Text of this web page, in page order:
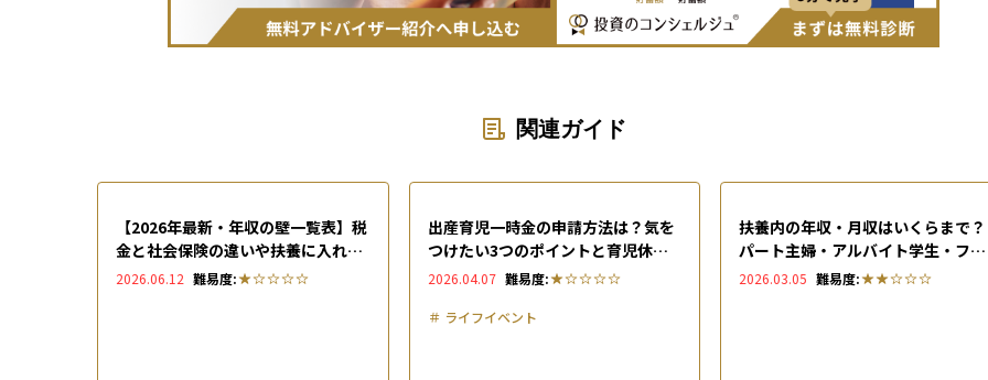
関連ガイド
【2026年最新・年収の壁一覧表】税
金と社会保険の違いや扶養に入れる
ための手続きを解説
2026.06.12 難易度:
出産育児一時金の申請方法は？気を
つけたい3つのポイントと育児休業
中の支援制度を解説
2026.04.07 難易度:
＃ ライフイベント
扶養内の年収・月収はいくらまで？
パート主婦・アルバイト学生・フリ
ーランスごとに扶養の範囲を解説
2026.03.05 難易度: